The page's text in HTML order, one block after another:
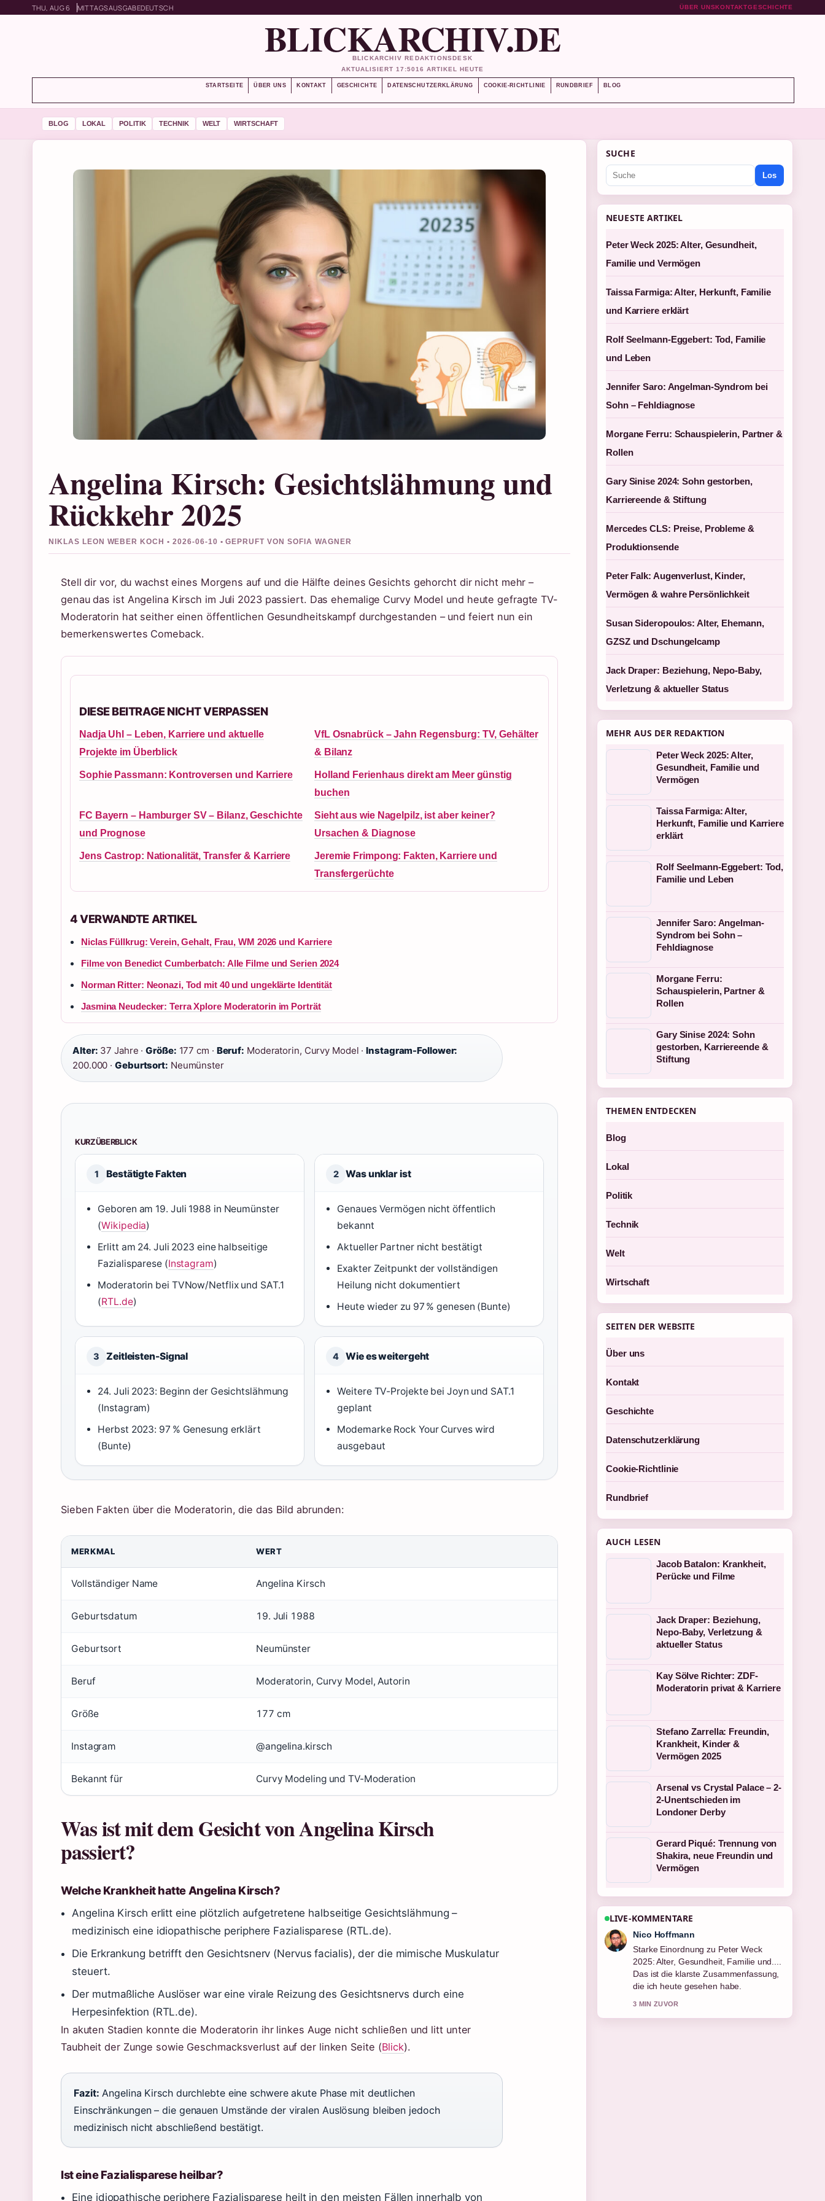
THU, AUG 6 MITTAGSAUSGABEDEUTSCH ÜBER UNSKONTAKTGESCHICHTE
BLICKARCHIV.DE
BLICKARCHIV REDAKTIONSDESK
AKTUALISIERT 17:5016 ARTIKEL HEUTE
STARTSEITE ÜBER UNS KONTAKT GESCHICHTE DATENSCHUTZERKLÄRUNG COOKIE-RICHTLINIE RUNDBRIEF BLOG
BLOG LOKAL POLITIK TECHNIK WELT WIRTSCHAFT
Angelina Kirsch: Gesichtslähmung und
Rückkehr 2025
NIKLAS LEON WEBER KOCH • 2026-06-10 • GEPRUFT VON SOFIA WAGNER
Stell dir vor, du wachst eines Morgens auf und die Hälfte deines Gesichts gehorcht dir nicht mehr –
genau das ist Angelina Kirsch im Juli 2023 passiert. Das ehemalige Curvy Model und heute gefragte TV-
Moderatorin hat seither einen öffentlichen Gesundheitskampf durchgestanden – und feiert nun ein
bemerkenswertes Comeback.
DIESE BEITRAGE NICHT VERPASSEN
Nadja Uhl – Leben, Karriere und aktuelle
Projekte im Überblick
VfL Osnabrück – Jahn Regensburg: TV, Gehälter
& Bilanz
Sophie Passmann: Kontroversen und Karriere
Holland Ferienhaus direkt am Meer günstig
buchen
FC Bayern – Hamburger SV – Bilanz, Geschichte
und Prognose
Sieht aus wie Nagelpilz, ist aber keiner?
Ursachen & Diagnose
Jens Castrop: Nationalität, Transfer & Karriere
Jeremie Frimpong: Fakten, Karriere und
Transfergerüchte
4 VERWANDTE ARTIKEL
Niclas Füllkrug: Verein, Gehalt, Frau, WM 2026 und Karriere
Filme von Benedict Cumberbatch: Alle Filme und Serien 2024
Norman Ritter: Neonazi, Tod mit 40 und ungeklärte Identität
Jasmina Neudecker: Terra Xplore Moderatorin im Porträt
Alter: 37 Jahre ·Größe: 177 cm · Beruf: Moderatorin, Curvy Model ·Instagram-Follower:
200.000 ·Geburtsort: Neumünster
KURZÜBERBLICK
1 Bestätigte Fakten
Geboren am 19. Juli 1988 in Neumünster
(Wikipedia)
Erlitt am 24. Juli 2023 eine halbseitige
Fazialisparese (Instagram)
Moderatorin bei TVNow/Netflix und SAT.1
(RTL.de)
2 Was unklar ist
Genaues Vermögen nicht öffentlich
bekannt
Aktueller Partner nicht bestätigt
Exakter Zeitpunkt der vollständigen
Heilung nicht dokumentiert
Heute wieder zu 97 % genesen (Bunte)
3 Zeitleisten-Signal
24. Juli 2023: Beginn der Gesichtslähmung
(Instagram)
Herbst 2023: 97 % Genesung erklärt
(Bunte)
4 Wie es weitergeht
Weitere TV-Projekte bei Joyn und SAT.1
geplant
Modemarke Rock Your Curves wird
ausgebaut
Sieben Fakten über die Moderatorin, die das Bild abrunden:
MERKMAL WERT
Vollständiger Name Angelina Kirsch
Geburtsdatum 19. Juli 1988
Geburtsort Neumünster
Beruf Moderatorin, Curvy Model, Autorin
Größe 177 cm
Instagram @angelina.kirsch
Bekannt für Curvy Modeling und TV-Moderation
Was ist mit dem Gesicht von Angelina Kirsch
passiert?
Welche Krankheit hatte Angelina Kirsch?
Angelina Kirsch erlitt eine plötzlich aufgetretene halbseitige Gesichtslähmung –
medizinisch eine idiopathische periphere Fazialisparese (RTL.de).
Die Erkrankung betrifft den Gesichtsnerv (Nervus facialis), der die mimische Muskulatur
steuert.
Der mutmaßliche Auslöser war eine virale Reizung des Gesichtsnervs durch eine
Herpesinfektion (RTL.de).
In akuten Stadien konnte die Moderatorin ihr linkes Auge nicht schließen und litt unter
Taubheit der Zunge sowie Geschmacksverlust auf der linken Seite (Blick).
Fazit: Angelina Kirsch durchlebte eine schwere akute Phase mit deutlichen
Einschränkungen – die genauen Umstände der viralen Auslösung bleiben jedoch
medizinisch nicht abschließend bestätigt.
Ist eine Fazialisparese heilbar?
Eine idiopathische periphere Fazialisparese heilt in den meisten Fällen innerhalb von
SUCHE
Los
NEUESTE ARTIKEL
Peter Weck 2025: Alter, Gesundheit,
Familie und Vermögen
Taissa Farmiga: Alter, Herkunft, Familie
und Karriere erklärt
Rolf Seelmann-Eggebert: Tod, Familie
und Leben
Jennifer Saro: Angelman-Syndrom bei
Sohn – Fehldiagnose
Morgane Ferru: Schauspielerin, Partner &
Rollen
Gary Sinise 2024: Sohn gestorben,
Karriereende & Stiftung
Mercedes CLS: Preise, Probleme &
Produktionsende
Peter Falk: Augenverlust, Kinder,
Vermögen & wahre Persönlichkeit
Susan Sideropoulos: Alter, Ehemann,
GZSZ und Dschungelcamp
Jack Draper: Beziehung, Nepo-Baby,
Verletzung & aktueller Status
MEHR AUS DER REDAKTION
Peter Weck 2025: Alter,
Gesundheit, Familie und
Vermögen
Taissa Farmiga: Alter,
Herkunft, Familie und Karriere
erklärt
Rolf Seelmann-Eggebert: Tod,
Familie und Leben
Jennifer Saro: Angelman-
Syndrom bei Sohn –
Fehldiagnose
Morgane Ferru:
Schauspielerin, Partner &
Rollen
Gary Sinise 2024: Sohn
gestorben, Karriereende &
Stiftung
THEMEN ENTDECKEN
Blog
Lokal
Politik
Technik
Welt
Wirtschaft
SEITEN DER WEBSITE
Über uns
Kontakt
Geschichte
Datenschutzerklärung
Cookie-Richtlinie
Rundbrief
AUCH LESEN
Jacob Batalon: Krankheit,
Perücke und Filme
Jack Draper: Beziehung,
Nepo-Baby, Verletzung &
aktueller Status
Kay Sölve Richter: ZDF-
Moderatorin privat & Karriere
Stefano Zarrella: Freundin,
Krankheit, Kinder &
Vermögen 2025
Arsenal vs Crystal Palace – 2-
2-Unentschieden im
Londoner Derby
Gerard Piqué: Trennung von
Shakira, neue Freundin und
Vermögen
LIVE-KOMMENTARE
Hannah Weber
Verfolge Taissa Farmiga: Alter,
Herkunft, Familie und Karriere... genau
– schaetze den ausgewogenen Ton
hier.
5 MIN ZUVOR